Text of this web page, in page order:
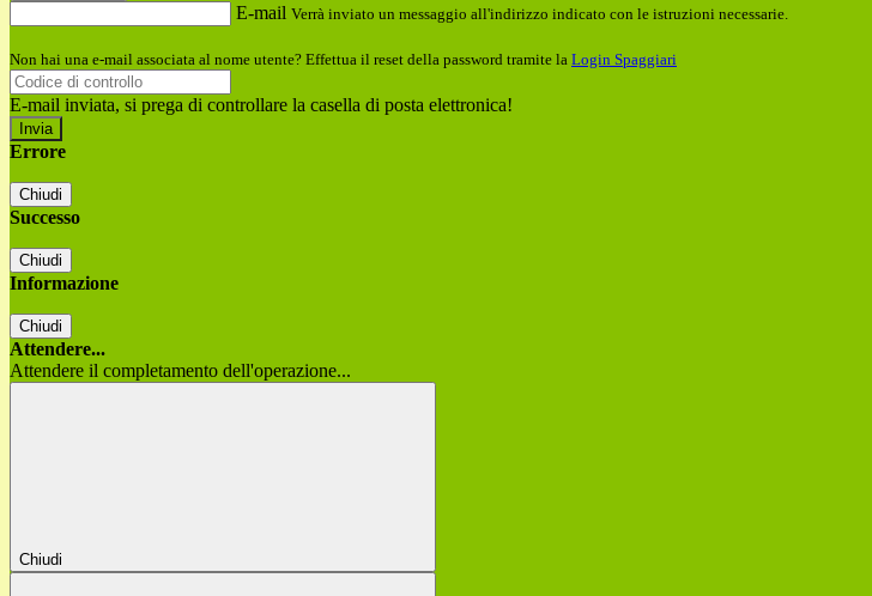
E-mail Verrà inviato un messaggio all'indirizzo indicato con le istruzioni necessarie.
Non hai una e-mail associata al nome utente? Effettua il reset della password tramite la Login Spaggiari
E-mail inviata, si prega di controllare la casella di posta elettronica!
Errore
Chiudi
Successo
Chiudi
Informazione
Chiudi
Attendere...
Attendere il completamento dell'operazione...
Chiudi